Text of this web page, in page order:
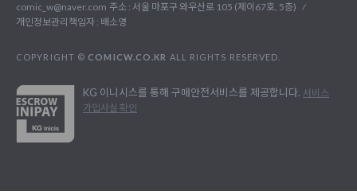
comic_w@naver.com 주소 : 서울 마포구 와우산로 105 (제이67호, 5층)
개인정보관리책임자 : 배소영
COPYRIGHT © COMICW.CO.KR ALL RIGHTS RESERVED.
KG 이니시스를 통해 구매안전서비스를 제공합니다. 서비스
가입사실 확인